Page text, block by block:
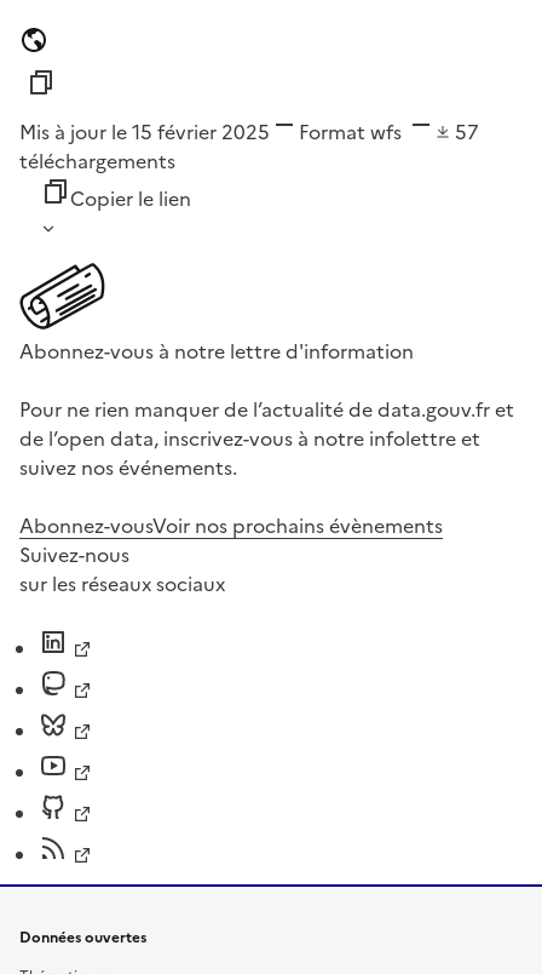
Mis à jour le 15 février 2025 Format wfs
57
téléchargements
Copier le lien
Abonnez-vous à notre lettre d'information
Pour ne rien manquer de l’actualité de data.gouv.fr et
de l’open data, inscrivez-vous à notre infolettre et
suivez nos événements.
Abonnez-vousVoir nos prochains évènements
Suivez-nous
sur les réseaux sociaux
Données ouvertes